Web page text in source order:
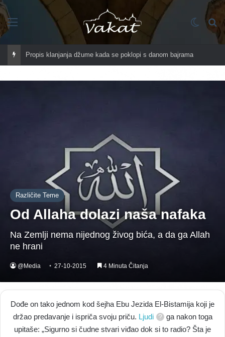
Propis klanjanja džume kada se poklopi s danom bajrama
Različite Teme
Od Allaha dolazi naša nafaka
Na Zemlji nema nijednog živog bića, a da ga Allah
ne hrani
@Media 27-10-2015 4 Minuta Čitanja
Dođe on tako jednom kod šejha Ebu Jezida El-Bistamija koji je
držao predavanje i ispriča svoju priču. Ljudi
ga nakon toga
upitaše: „Sigurno si čudne stvari viđao dok si to radio? Šta je